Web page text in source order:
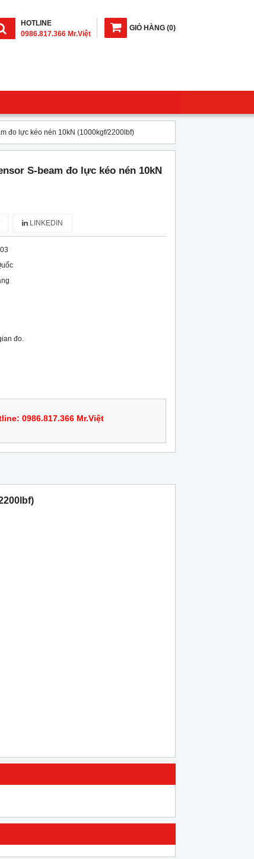
GIỎ HÀNG (0)
HOTLINE
0986.817.366 Mr.Việt
đo lực kéo nén 10kN (1000kgf/2200lbf)
S-beam đo lực kéo nén 10kN
LINKEDIN
đo.
0986.817.366 Mr.Việt